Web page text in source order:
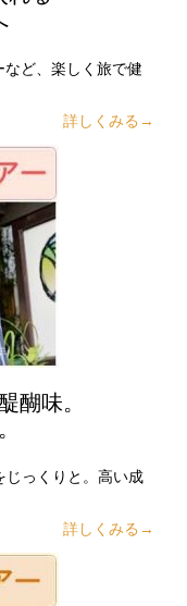
ど、楽しく旅で健
詳しくみる→
醐味。
じっくりと。高い成
詳しくみる→